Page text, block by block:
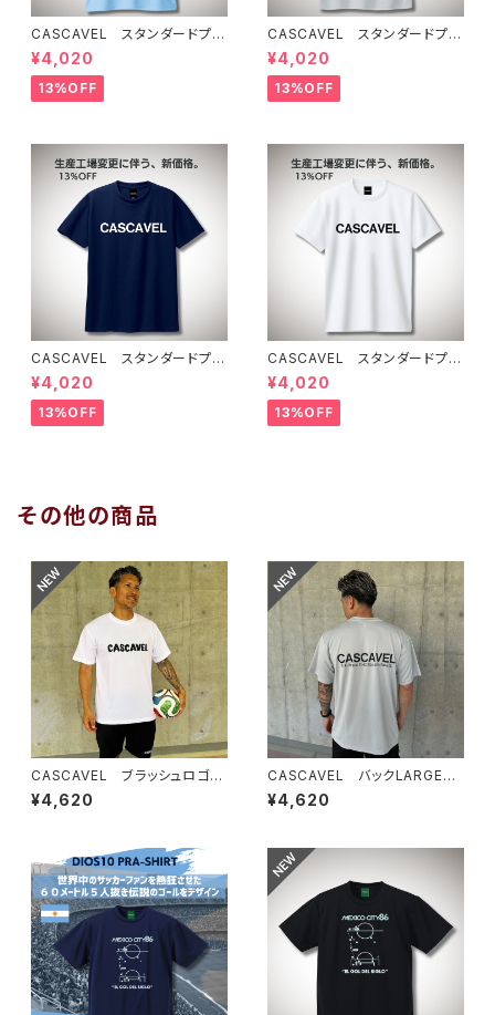
CASCAVEL スタンダードプラ
クティスシャツ ライトブルー
¥4,020
13%OFF
CASCAVEL スタンダードプラ
クティスシャツ シルバーグレー
¥4,020
13%OFF
CASCAVEL スタンダードプラ
クティスシャツ ネイビー
¥4,020
13%OFF
CASCAVEL スタンダードプラ
クティスシャツ ホワイト
¥4,020
13%OFF
その他の商品
CASCAVEL ブラッシュロゴプ
ラシャツ ホワイト
¥4,620
CASCAVEL バックLARGEロ
ゴプラシャツ シルバーグレー
¥4,620